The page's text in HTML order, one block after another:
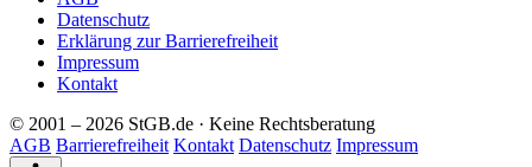
Datenschutz
Erklärung zur Barrierefreiheit
Impressum
Kontakt
© 2001 – 2026 StGB.de · Keine Rechtsberatung
AGB Barrierefreiheit Kontakt Datenschutz Impressum